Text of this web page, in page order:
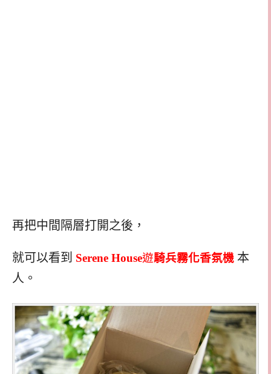
再把中間隔層打開之後，
就可以看到 Serene House遊騎兵霧化香氛機 本
人。